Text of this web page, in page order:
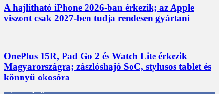
A hajlítható iPhone 2026-ban érkezik; az Apple
viszont csak 2027-ben tudja rendesen gyártani
OnePlus 15R, Pad Go 2 és Watch Lite érkezik
Magyarországra; zászlóshajó SoC, stylusos tablet és
könnyű okosóra